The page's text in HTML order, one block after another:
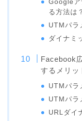
Googleア
る方法は
UTMパラ
ダイナミ
Facebook
するメリッ
UTMパラ
UTMパラ
URLダイ